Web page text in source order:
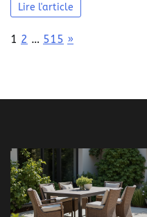
Lire l'article
Page:
1 2 … 515 Next
»